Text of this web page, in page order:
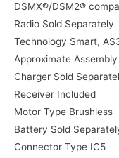
DSMX®/DSM2®
Radio Sold Separately
Technology Smart,
Approximate
Charger Sold
Receiver Included
Motor Type Brushless
Battery Sold
Connector Type IC5